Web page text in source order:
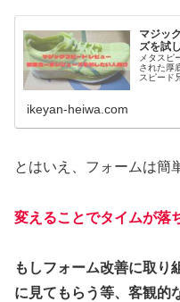
マジッ
ズを試
メタスピ
された厚
スピード
ikeyan-heiwa.com
とはいえ、フォームは簡
変えることでタイムが落
もしフォーム改善に取り
に見てもらう等、客観的